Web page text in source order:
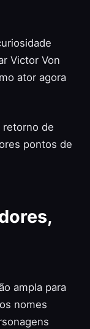
Victor Von
ator agora
retorno de
pontos de
ampla para
nomes